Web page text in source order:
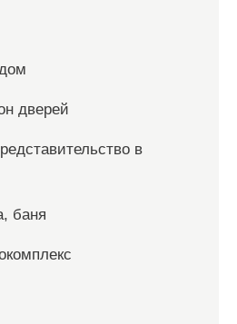
дверей
в
баня